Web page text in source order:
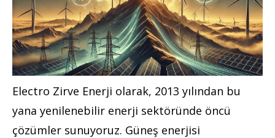
Electro Zirve Enerji olarak, 2013 yılından bu
yana yenilenebilir enerji sektöründe öncü
çözümler sunuyoruz. Güneş enerjisi